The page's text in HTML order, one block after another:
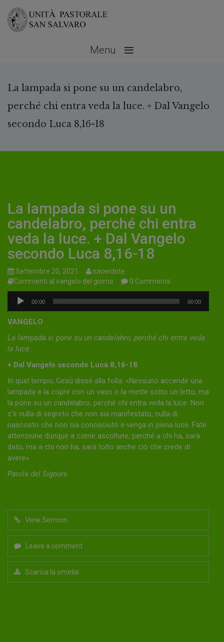
Menu ≡
La lampada si pone su un candelabro,
perché chi entra veda la luce. + Dal Vangelo
secondo Luca 8,16-18
La lampada si pone su un
candelabro, perché chi entra
veda la luce. + Dal Vangelo
secondo Luca 8,16-18
Settembre 20, 2021
sacerdote
Commenti al vangelo del giorno
0 Comments
Audio
Player
00:00 00:00
VANGELO
La lampada si pone su un candelabro, perché chi entra veda
la luce.
+ Dal Vangelo secondo Luca 8,16-18
In quel tempo, Gesù disse alla folla: «Nessuno accende una
lampada e la copre con un vaso o la mette sotto un letto, ma
la pone su un candelabro, perché chi entra veda la luce. Non
c’è nulla di segreto che non sia manifestato, nulla di
nascosto che non sia conosciuto e venga in piena luce. Fate
attenzione dunque a come ascoltate; perché a chi ha, sarà
dato, ma a chi non ha, sarà tolto anche ciò che crede di
avere».
Parola del Signore.
View Sermon
Leave a comment
Scarica la omelia